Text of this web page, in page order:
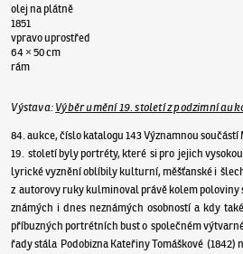
olej na plátně
1851
vpravo uprostřed
64 × 50 cm
rám
Výstava: Výběr umění 19. století z podzimní
84. aukce, číslo katalogu 143 Významnou
19. století byly portréty, které si pro jejich
lyrické vyznění oblíbily kulturní, měšťanské i
z autorovy ruky kulminoval právě kolem
známých i dnes neznámých osobností a kdy
příbuzných portrétních bust o společném
řady stála Podobizna Kateřiny Tomáškové (1842)